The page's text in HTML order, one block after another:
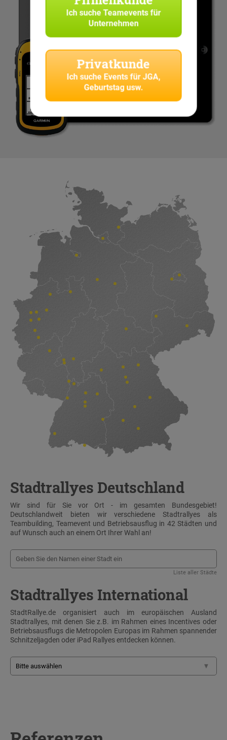
Stadtrallyes Deutschland
Wir sind für Sie vor Ort - im gesamten Bundesgebiet!
Deutschlandweit bieten wir verschiedene Stadtrallyes als
Teambuilding, Teamevent und Betriebsausflug in 42 Städten und
auf Wunsch auch an einem Ort Ihrer Wahl an!
Liste aller Städte
Stadtrallyes International
StadtRallye.de organisiert auch im europäischen Ausland
Stadtrallyes, mit denen Sie z.B. im Rahmen eines Incentives oder
Betriebsausflugs die Metropolen Europas im Rahmen spannender
Schnitzeljagden oder iPad Rallyes entdecken können.
Ich sucheTeamevents für
Unternehmen
Privatkunde
Ich suche Events für JGA,
Geburtstag usw.